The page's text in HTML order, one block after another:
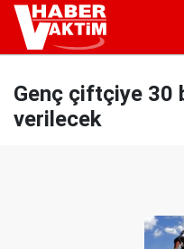
Genç çiftçiye 30
verilecek